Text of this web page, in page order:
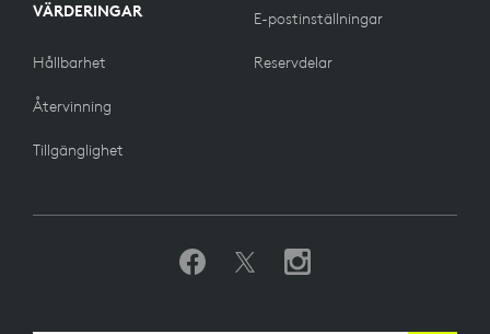
VÄRDERINGAR
Hållbarhet
Återvinning
Tillgänglighet
E-postinställningar
Reservdelar